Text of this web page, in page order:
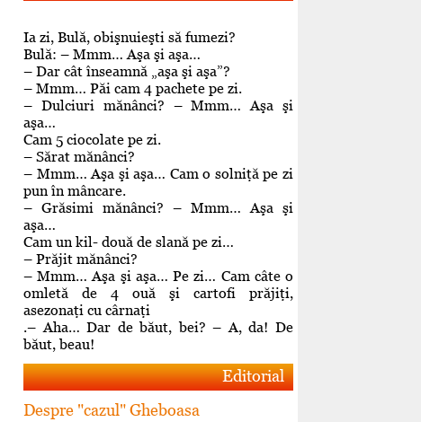
Ia zi, Bulă, obişnuieşti să fumezi?
Bulă: – Mmm… Aşa şi aşa…
– Dar cât înseamnă „aşa şi aşa”?
– Mmm… Păi cam 4 pachete pe zi.
– Dulciuri mănânci? – Mmm… Aşa şi
aşa…
Cam 5 ciocolate pe zi.
– Sărat mănânci?
– Mmm… Aşa şi aşa… Cam o solniţă pe zi
pun în mâncare.
– Grăsimi mănânci? – Mmm… Aşa şi
aşa…
Cam un kil- două de slană pe zi…
– Prăjit mănânci?
– Mmm… Aşa şi aşa… Pe zi… Cam câte o
omletă de 4 ouă şi cartofi prăjiţi,
asezonaţi cu cârnaţi
.– Aha… Dar de băut, bei? – A, da! De
băut, beau!
Editorial
Despre "cazul" Gheboasa